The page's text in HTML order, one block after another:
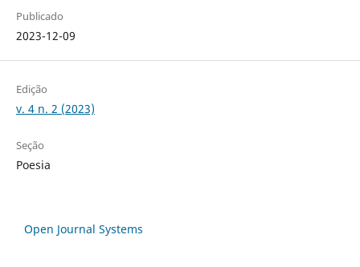
Publicado
2023-12-09
Edição
v. 4 n. 2 (2023)
Seção
Poesia
Open Journal Systems